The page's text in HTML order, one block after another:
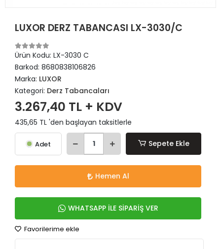
LUXOR DERZ TABANCASI LX-3030/C
Ürün Kodu: LX-3030 C
Barkod: 8680838106826
Marka: LUXOR
Kategori: Derz Tabancaları
3.267,40 TL + KDV
435,65 TL 'den başlayan taksitlerle
Adet Sepete Ekle
Hemen Al
WHATSAPP İLE SİPARİŞ VER
Favorilerime ekle